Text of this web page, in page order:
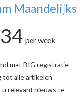
Maandelijks
per week
met BIG registratie
tot alle artikelen
u relevant nieuws te